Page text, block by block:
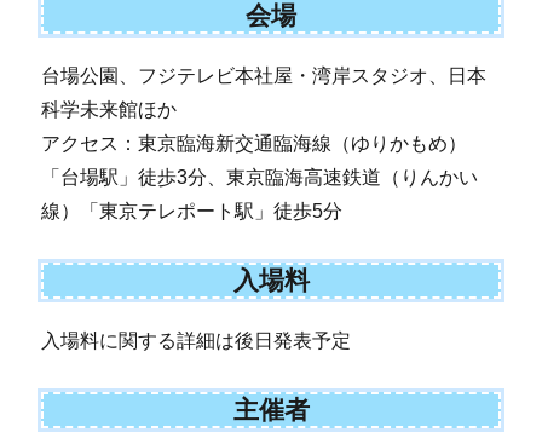
会場
台場公園、フジテレビ本社屋・湾岸スタジオ、日本
科学未来館ほか
アクセス：東京臨海新交通臨海線（ゆりかもめ）
「台場駅」徒歩3分、東京臨海高速鉄道（りんかい
線）「東京テレポート駅」徒歩5分
入場料
入場料に関する詳細は後日発表予定
主催者